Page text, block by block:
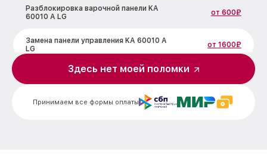
Разблокировка варочной панели KA
60010 A LG
от 600₽
Замена панели управления KA 60010 A
LG
от 1600₽
Ремонт модуля управления KA 60010 A
Замена сенсора KA 60010 A LG от 1600₽
Принимаем все формы оплаты
Здесь нет моей поломки